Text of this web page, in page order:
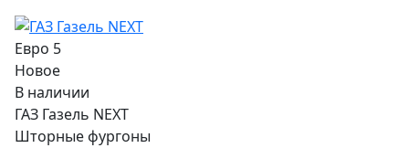
Евро 5
Новое
В наличии
ГАЗ Газель NEXT
Шторные фургоны